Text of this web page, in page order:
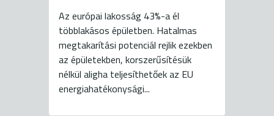
Az európai lakosság 43%-a él
többlakásos épületben. Hatalmas
megtakarítási potenciál rejlik ezekben
az épületekben, korszerűsítésük
nélkül aligha teljesíthetőek az EU
energiahatékonysági...